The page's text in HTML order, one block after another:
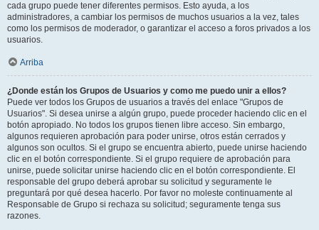
cada grupo puede tener diferentes permisos. Esto ayuda, a los
administradores, a cambiar los permisos de muchos usuarios a la vez, tales
como los permisos de moderador, o garantizar el acceso a foros privados a los
usuarios.
Arriba
¿Donde están los Grupos de Usuarios y como me puedo unir a ellos?
Puede ver todos los Grupos de usuarios a través del enlace "Grupos de
Usuarios". Si desea unirse a algún grupo, puede proceder haciendo clic en el
botón apropiado. No todos los grupos tienen libre acceso. Sin embargo,
algunos requieren aprobación para poder unirse, otros están cerrados y
algunos son ocultos. Si el grupo se encuentra abierto, puede unirse haciendo
clic en el botón correspondiente. Si el grupo requiere de aprobación para
unirse, puede solicitar unirse haciendo clic en el botón correspondiente. El
responsable del grupo deberá aprobar su solicitud y seguramente le
preguntará por qué desea hacerlo. Por favor no moleste continuamente al
Responsable de Grupo si rechaza su solicitud; seguramente tenga sus
razones.